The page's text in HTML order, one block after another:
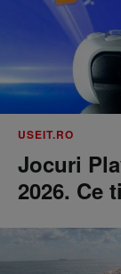
USEIT.RO
Jocuri
2026. Ce